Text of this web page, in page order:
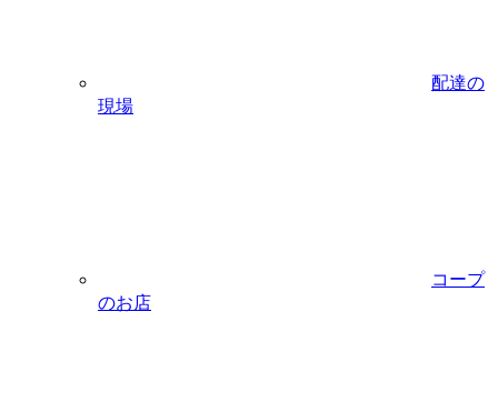
配達の
現場
コープ
のお店